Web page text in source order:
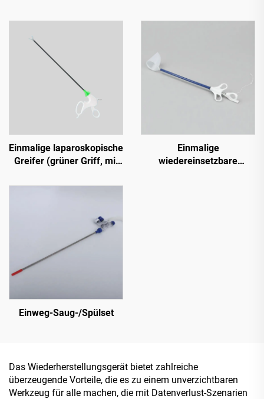
Einmalige laparoskopische
Greifer (grüner Griff, mit
Einmalige
wiedereinsetzbare
Einweg-Saug-/Spülset
Das Wiederherstellungsgerät bietet zahlreiche
überzeugende Vorteile, die es zu einem unverzichtbaren
Werkzeug für alle machen, die mit Datenverlust-Szenarien